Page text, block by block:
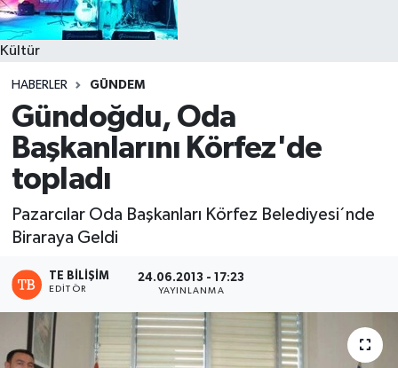
Kültür
HABERLER GÜNDEM
Gündoğdu, Oda
Başkanlarını Körfez'de
topladı
Pazarcılar Oda Başkanları Körfez Belediyesi´nde
Biraraya Geldi
TE BILIŞIM
EDITÖR
24.06.2013 - 17:23
YAYINLANMA